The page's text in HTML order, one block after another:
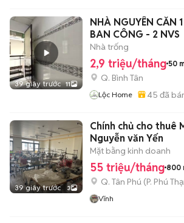
39 giây trước 11
NHÀ NGUYÊN CĂN
BAN CÔNG - 2 NVS
Nhà trống
2,9 triệu/tháng 50
Q. Bình Tân
Lộc Home 45 đã
39 giây trước 3
Chính chủ cho thuê
Nguyễn văn Yến
Mặt bằng kinh doanh
55 triệu/tháng 800
Q. Tân Phú (P. Phú
Vĩnh